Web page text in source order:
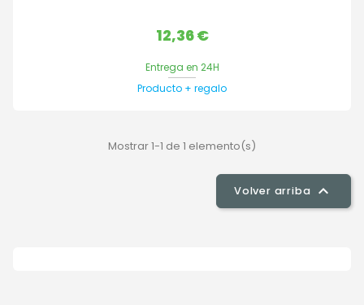
Precio
12,36 €
Entrega en 24H
Producto + regalo
Mostrar 1-1 de 1 elemento(s)
Volver arriba 